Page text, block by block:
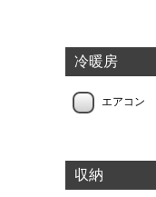
冷暖房
エアコン
収納